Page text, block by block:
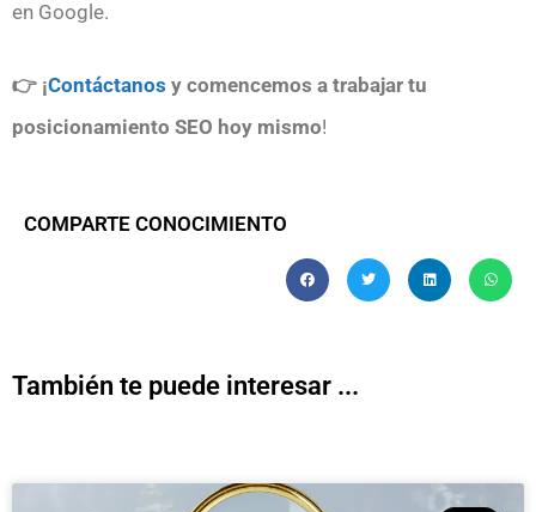
en Google.
👉 ¡Contáctanos y comencemos a trabajar tu
posicionamiento SEO hoy mismo!
COMPARTE CONOCIMIENTO
También te puede interesar ...